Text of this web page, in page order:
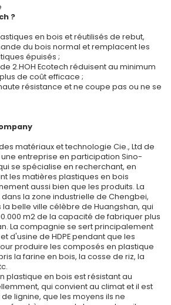
?
en bois et réutilisés de rebut,
du bois normal et remplacent les
épuisés ;
2.HOH Ecotech réduisent au minimum
de coût efficace ;
résistance et ne coupe pas ou ne se
matériaux et technologie Cie., Ltd de
entreprise en participation Sino-
se spécialise en recherchant, en
les matières plastiques en bois
aussi bien que les produits. La
la zone industrielle de Chengbei,
la belle ville célèbre de Huangshan, qui
m2 de la capacité de fabriquer plus
La compagnie se sert principalement
d'usine de HDPE pendant que les
produire les composés en plastique
la farine en bois, la cosse de riz, la
plastique en bois est résistant au
qui convient au climat et il est
lignine, que les moyens ils ne